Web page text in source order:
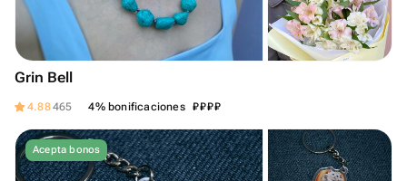
Grin Bell
4.88465 4% bonificaciones ₽₽₽₽
Acepta bonos